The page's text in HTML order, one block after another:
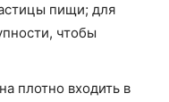
пищи; для
чтобы
плотно входить в